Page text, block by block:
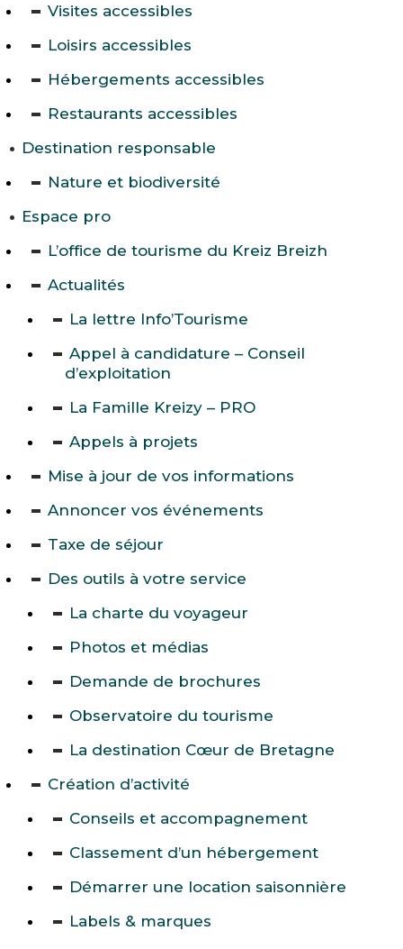
Visites accessibles
Loisirs accessibles
Hébergements accessibles
Restaurants accessibles
Destination responsable
Nature et biodiversité
Espace pro
L’office de tourisme du Kreiz Breizh
Actualités
La lettre Info’Tourisme
Appel à candidature – Conseil
d’exploitation
La Famille Kreizy – PRO
Appels à projets
Mise à jour de vos informations
Annoncer vos événements
Taxe de séjour
Des outils à votre service
La charte du voyageur
Photos et médias
Demande de brochures
Observatoire du tourisme
La destination Cœur de Bretagne
Création d’activité
Conseils et accompagnement
Classement d’un hébergement
Démarrer une location saisonnière
Labels & marques